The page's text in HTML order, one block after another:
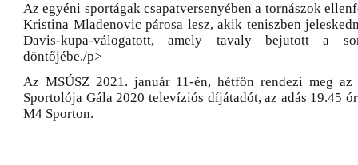
Az egyéni sportágak csapatversenyében a tornászok
Kristina Mladenovic párosa lesz, akik teniszben
Davis-kupa-válogatott, amely tavaly bejutott a
döntőjébe./p>
Az MSÚSZ 2021. január 11-én, hétfőn rendezi meg
Sportolója Gála 2020 televíziós díjátadót, az adás 19.45
M4 Sporton.